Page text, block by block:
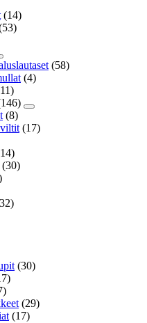
(14)
(58)
(4)
(8)
(17)
(30)
(30)
(29)
(17)